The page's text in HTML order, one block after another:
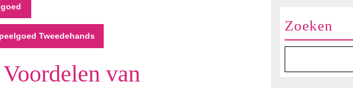
Tweedehands
van
Zoeken